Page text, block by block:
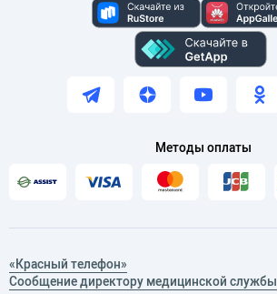
Методы оплаты
«Красный телефон»
Сообщение директору медицинской службы